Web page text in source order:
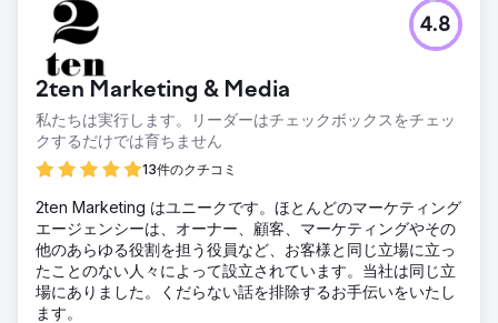
課題
口コミマーケティングと紹介は新しいビジネスを呼び込むた
めにうまく機能していましたが、Survey Works の拡大には
十分ではありませんでした。 SEO に積極的に投資し、多く
のレビューを持っているベテランの競合他社が数社ありまし
た。
ソリューション
ウェブサイトは WordPress で再構築され、コンテンツ、ロ
た。私たちは継続的なリンク構築プログラムを開始し、その
結果、地図とオーガニック検索で圧倒的なランキングが得ら
れました。
結果
マップからの可視性の向上とオーガニック ランキングの改善
2ten Marketing & Media
私たちは実行します。リーダーはチェックボックスをチェッ
クするだけでは育ちません
13件のクチコミ
4.8
2ten Marketing はユニークです。ほとんどのマーケティング
エージェンシーは、オーナー、顧客、マーケティングやその
他のあらゆる役割を担う役員など、お客様と同じ立場に立っ
たことのない人々によって設立されています。当社は同じ立
場にありました。くだらない話を排除するお手伝いをいたし
ます。